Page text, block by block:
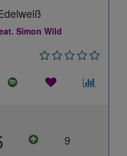
Simon Wild
9